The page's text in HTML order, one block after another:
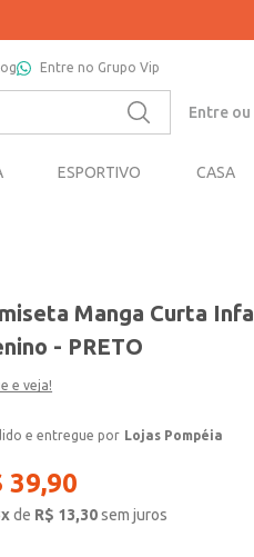
Entre no Grupo Vip
Entre
ESPORTIVO CASA
Manga Curta
- PRETO
e veja!
Lojas Pompéia
39,90
xde R$ 13,30sem juros